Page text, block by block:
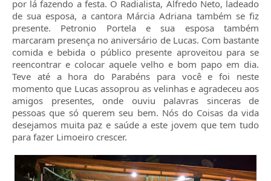
por lá fazendo a festa. O Radialista, Alfredo Neto, ladeado
de sua esposa, a cantora Márcia Adriana também se fiz
presente. Petronio Portela e sua esposa também
marcaram presença no aniversário de Lucas. Com bastante
comida e bebida o público presente aproveitou para se
reencontrar e colocar aquele velho e bom papo em dia.
Teve até a hora do Parabéns para você e foi neste
momento que Lucas assoprou as velinhas e agradeceu aos
amigos presentes, onde ouviu palavras sinceras de
pessoas que só querem seu bem. Nós do Coisas da vida
desejamos muita paz e saúde a este jovem que tem tudo
para fazer Limoeiro crescer.